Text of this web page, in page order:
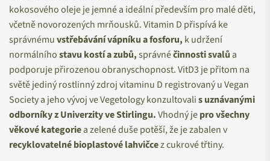
kokosového oleje je jemné a ideální především pro malé děti,
včetně novorozených mrňousků. Vitamin D přispívá ke
správnémuvstřebávání vápníku a fosforu, k udržení
normálníhostavu kostí a zubů,správnéčinnosti svalů a
podporuje přirozenou obranyschopnost. VitD3 je přitom na
světě jediný rostlinný zdroj vitaminu D registrovaný u Vegan
Society a jeho vývoj ve Vegetology konzultovalis uznávanými
odborníky z Univerzity ve Stirlingu.Vhodný jepro všechny
věkové kategoriea zelené duše potěší, že je zabalen v
recyklovatelné bioplastovélahvičcez cukrové třtiny.